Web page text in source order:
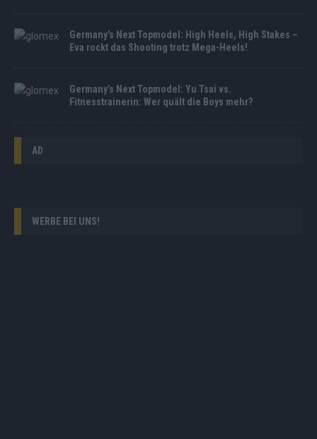
Germany’s Next Topmodel: High Heels, High Stakes –
Eva rockt das Shooting trotz Mega-Heels!
Germany’s Next Topmodel: Yu Tsai vs.
Fitnesstrainerin: Wer quält die Boys mehr?
AD
WERBE BEI UNS!